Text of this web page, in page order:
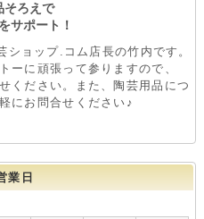
そろえで
サポート！
ショップ.コム店長の竹内です。
ーに頑張って参りますので、
ください。また、陶芸用品につ
にお問合せください♪
業日